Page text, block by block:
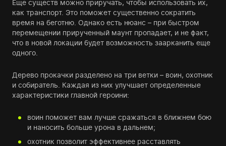
Еще существ можно приручать, чтобы использовать их,
как транспорт. Это поможет существенно сократить
время на беготню. Однако есть нюанс – при быстром
перемещении прирученный маунт пропадает, и не факт,
что в новой локации будет возможность заарканить еще
одного.
Дерево прокачки разделено на три ветки – воин, охотник
и собиратель. Каждая из них улучшает определенные
характеристики главной героини:
воин поможет вам лучше сражаться в ближнем бою
и наносить больше урона в дальнем;
охотник позволит эффективнее расставлять